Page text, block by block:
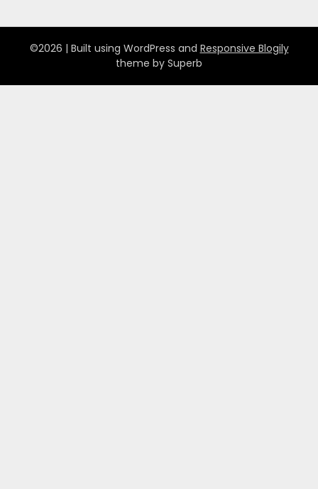
©2026 | Built using WordPress and Responsive Blogily
theme by Superb